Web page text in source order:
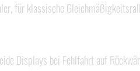
für klassische
Displays bei Fehlfahrt auf